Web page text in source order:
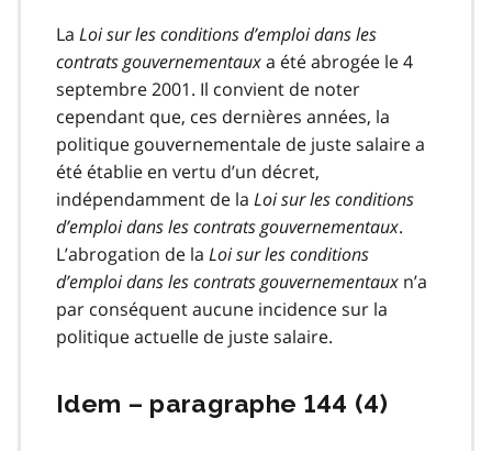
La Loi sur les conditions d’emploi dans les
contrats gouvernementauxa été abrogée le 4
septembre 2001. Il convient de noter
cependant que, ces dernières années, la
politique gouvernementale de juste salaire a
été établie en vertu d’un décret,
indépendamment de la Loi sur les conditions
d’emploi dans les contrats gouvernementaux.
L’abrogation de la Loi sur les conditions
d’emploi dans les contrats gouvernementaux n’a
par conséquent aucune incidence sur la
politique actuelle de juste salaire.
Idem – paragraphe 144 (4)